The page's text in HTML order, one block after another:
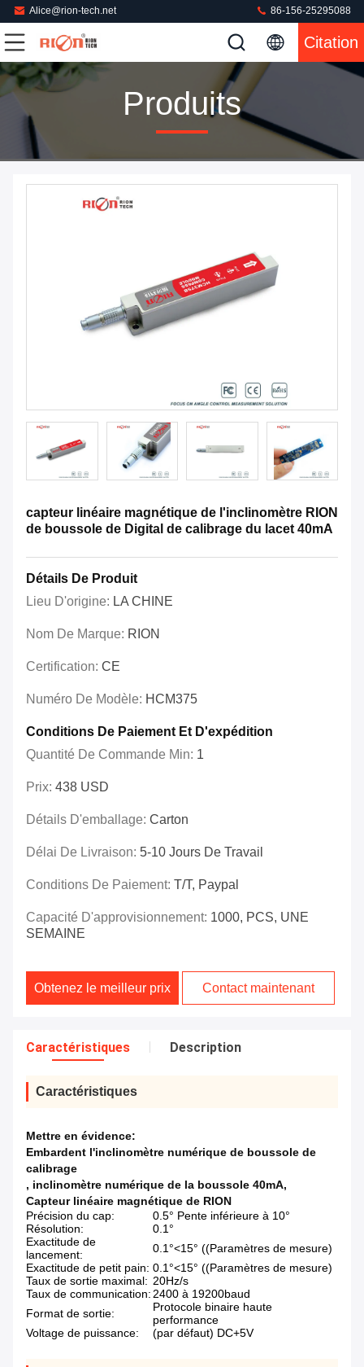
Alice@rion-tech.net 86-156-25295088
Citation
Produits
capteur linéaire magnétique de l'inclinomètre RION
de boussole de Digital de calibrage du lacet 40mA
Détails De Produit
Lieu D'origine: LA CHINE
Nom De Marque: RION
Certification: CE
Numéro De Modèle: HCM375
Conditions De Paiement Et D'expédition
Quantité De Commande Min: 1
Prix: 438 USD
Détails D'emballage: Carton
Délai De Livraison: 5-10 Jours De Travail
Conditions De Paiement: T/T, Paypal
Capacité D'approvisionnement: 1000, PCS, UNE
SEMAINE
Obtenez le meilleur prix Contact maintenant
Caractéristiques Description
Caractéristiques
Mettre en évidence:
Embardent l'inclinomètre numérique de boussole de
calibrage
, inclinomètre numérique de la boussole 40mA,
Capteur linéaire magnétique de RION
Précision du cap:
0.5° Pente inférieure à 10°
Résolution:
0.1°
Exactitude de
lancement:
0.1°<15° ((Paramètres de mesure)
Exactitude de petit pain: 0.1°<15° ((Paramètres de mesure)
Taux de sortie maximal: 20Hz/s
Taux de communication:2400 à 19200baud
Format de sortie:
Protocole binaire haute
performance
Voltage de puissance:
(par défaut) DC+5V